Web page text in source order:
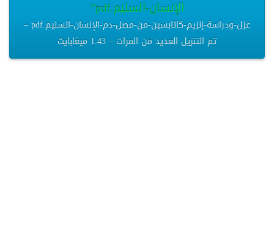
الإنسان-السليم.pdf”
عزل-ودراسة-إنزيم-كاثابسين-من-مصل-دم-الإنسان-السليم.pdf –
تم التنزيل العديد من المرات – 1.43 ميغابايت